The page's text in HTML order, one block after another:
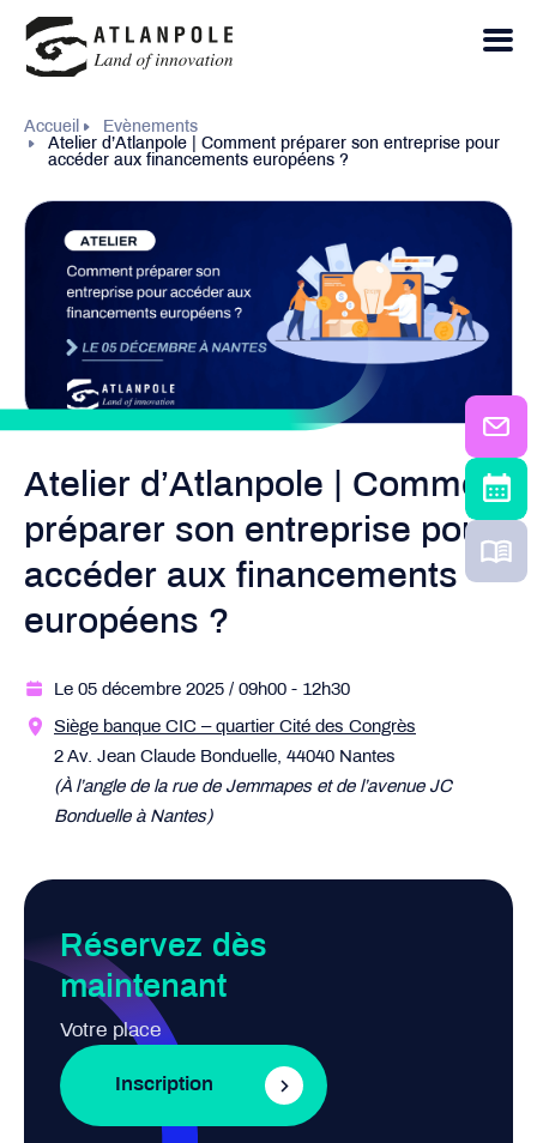
Accueil
Evènements
Atelier d’Atlanpole | Comment préparer son entreprise pour
accéder aux financements européens ?
Atelier d’Atlanpole | Comment
préparer son entreprise pour
accéder aux financements
européens ?
Le 05 décembre 2025 / 09h00 - 12h30
Siège banque CIC – quartier Cité des Congrès
2 Av. Jean Claude Bonduelle, 44040 Nantes
(À l’angle de la rue de Jemmapes et de l’avenue JC
Bonduelle à Nantes)
Réservez dès
maintenant
Votre place
Inscription